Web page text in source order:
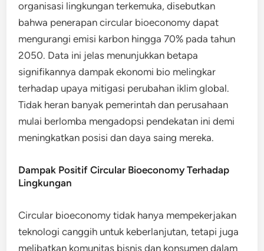
organisasi lingkungan terkemuka, disebutkan
bahwa penerapan circular bioeconomy dapat
mengurangi emisi karbon hingga 70% pada tahun
2050. Data ini jelas menunjukkan betapa
signifikannya dampak ekonomi bio melingkar
terhadap upaya mitigasi perubahan iklim global.
Tidak heran banyak pemerintah dan perusahaan
mulai berlomba mengadopsi pendekatan ini demi
meningkatkan posisi dan daya saing mereka.
Dampak Positif Circular Bioeconomy Terhadap
Lingkungan
Circular bioeconomy tidak hanya mempekerjakan
teknologi canggih untuk keberlanjutan, tetapi juga
melibatkan komunitas bisnis dan konsumen dalam